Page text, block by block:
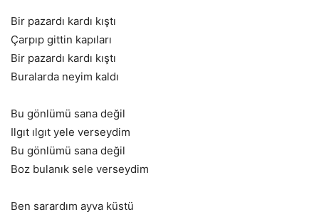
Bir pazardı kardı kıştı
Çarpıp gittin kapıları
Bir pazardı kardı kıştı
Buralarda neyim kaldı
Bu gönlümü sana değil
Ilgıt ılgıt yele verseydim
Bu gönlümü sana değil
Boz bulanık sele verseydim
Ben sarardım ayva küstü